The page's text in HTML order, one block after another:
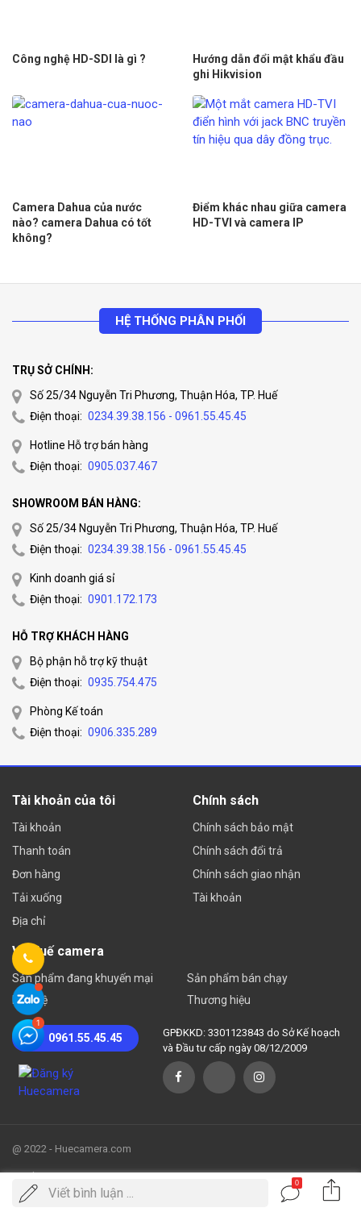
Công nghệ HD-SDI là gì ?
Hướng dẫn đổi mật khẩu đầu
ghi Hikvision
Camera Dahua của nước
nào? camera Dahua có tốt
không?
Điểm khác nhau giữa camera
HD-TVI và camera IP
HỆ THỐNG PHÂN PHỐI
TRỤ SỞ CHÍNH:
Số 25/34 Nguyễn Tri Phương, Thuận Hóa, TP. Huế
Điện thoại: 0234.39.38.156 - 0961.55.45.45
Hotline Hỗ trợ bán hàng
Điện thoại: 0905.037.467
SHOWROOM BÁN HÀNG:
Số 25/34 Nguyễn Tri Phương, Thuận Hóa, TP. Huế
Điện thoại: 0234.39.38.156 - 0961.55.45.45
Kinh doanh giá sỉ
Điện thoại: 0901.172.173
HỖ TRỢ KHÁCH HÀNG
Bộ phận hỗ trợ kỹ thuật
Điện thoại: 0935.754.475
Phòng Kế toán
Điện thoại: 0906.335.289
Tài khoản của tôi
Tài khoản
Thanh toán
Đơn hàng
Tải xuống
Địa chỉ
Chính sách
Chính sách bảo mật
Chính sách đổi trả
Chính sách giao nhận
Tài khoản
Về Huế camera
Sản phẩm đang khuyến mại
Liên hệ
Sản phẩm bán chạy
Thương hiệu
0961.55.45.45
GPĐKKD: 3301123843 do Sở Kế hoạch
và Đầu tư cấp ngày 08/12/2009
@ 2022 - Huecamera.com
Vui lòng liên hệ hotline để có giá tốt nhất tại thời điểm mua hàng
Viết bình luận ...
0